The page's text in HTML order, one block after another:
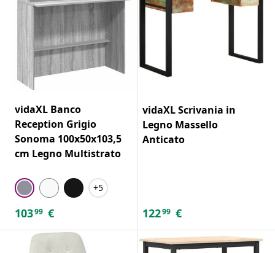
vidaXL Banco
Reception Grigio
Sonoma 100x50x103,5
cm Legno Multistrato
+5
10399 €
vidaXL Scrivania in
Legno Massello
Anticato
12299 €